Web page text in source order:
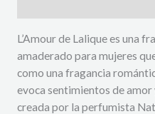
L’Amour de Lalique es una
amaderado para mujeres
como una fragancia
evoca sentimientos de
creada por la perfumista